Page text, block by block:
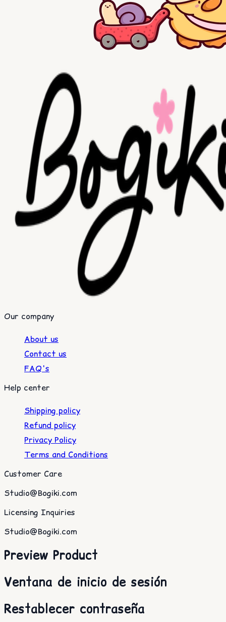
Our company
About us
Contact us
FAQ's
Help center
Shipping policy
Refund policy
Privacy Policy
Terms and Conditions
Customer Care
Studio@Bogiki.com
Licensing Inquiries
Studio@Bogiki.com
Preview Product
Ventana de inicio de sesión
Restablecer contraseña